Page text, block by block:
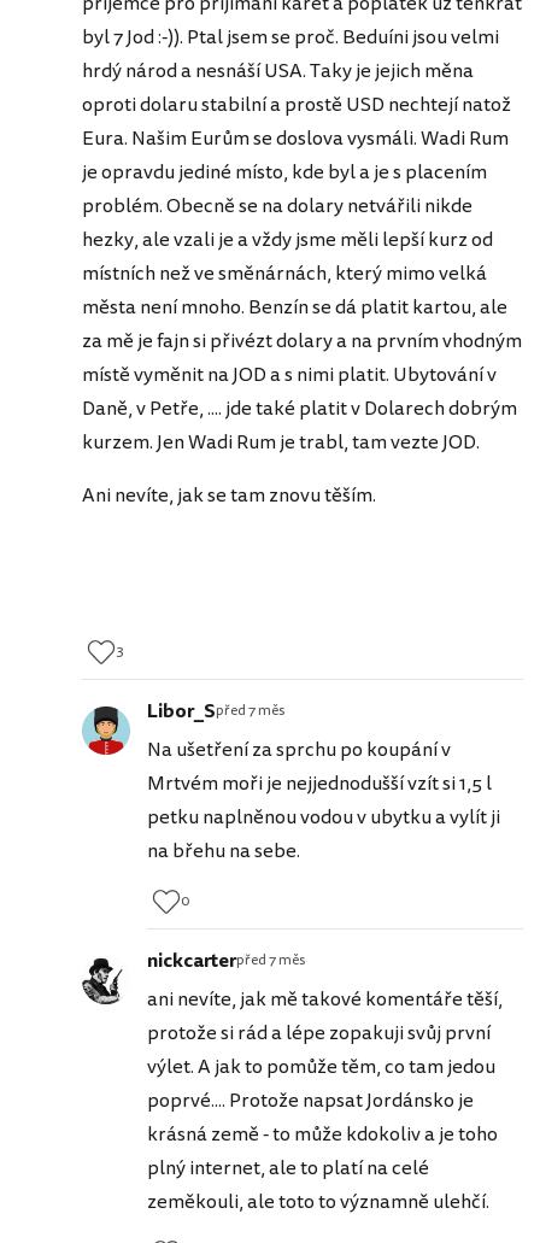
byl 7 Jod :-)). Ptal jsem se proč. Beduíni jsou velmi
hrdý národ a nesnáší USA. Taky je jejich měna
oproti dolaru stabilní a prostě USD nechtejí natož
Eura. Našim Eurům se doslova vysmáli. Wadi Rum
je opravdu jediné místo, kde byl a je s placením
problém. Obecně se na dolary netvářili nikde
hezky, ale vzali je a vždy jsme měli lepší kurz od
místních než ve směnárnách, který mimo velká
města není mnoho. Benzín se dá platit kartou, ale
za mě je fajn si přivézt dolary a na prvním vhodným
místě vyměnit na JOD a s nimi platit. Ubytování v
Daně, v Petře, .... jde také platit v Dolarech dobrým
kurzem. Jen Wadi Rum je trabl, tam vezte JOD.
Ani nevíte, jak se tam znovu těším.
3
Libor_Spřed 7 měs
Na ušetření za sprchu po koupání v
Mrtvém moři je nejjednodušší vzít si 1,5 l
petku naplněnou vodou v ubytku a vylít ji
na břehu na sebe.
0
nickcarterpřed 7 měs
ani nevíte, jak mě takové komentáře těší,
protože si rád a lépe zopakuji svůj první
výlet. A jak to pomůže těm, co tam jedou
poprvé.... Protože napsat Jordánsko je
krásná země - to může kdokoliv a je toho
plný internet, ale to platí na celé
zeměkouli, ale toto to významně ulehčí.